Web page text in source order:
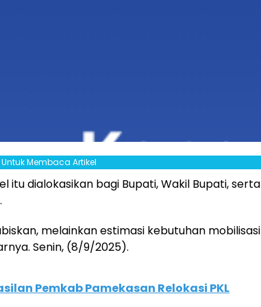
Membaca Artikel
itu dialokasikan bagi Bupati, Wakil Bupati, serta
melainkan estimasi kebutuhan mobilisasi
Senin, (8/9/2025).
Pemkab Pamekasan Relokasi PKL